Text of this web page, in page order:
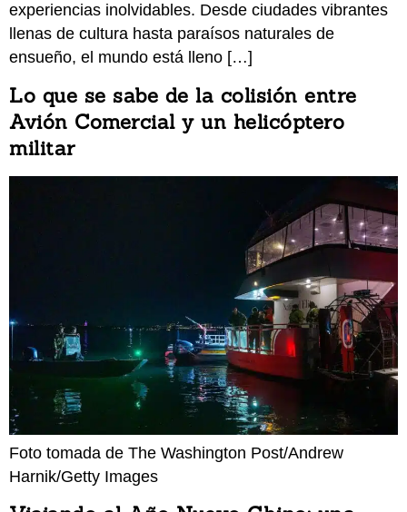
experiencias inolvidables. Desde ciudades vibrantes
llenas de cultura hasta paraísos naturales de
ensueño, el mundo está lleno […]
Lo que se sabe de la colisión entre
Avión Comercial y un helicóptero
militar
Foto tomada de The Washington Post/Andrew
Harnik/Getty Images